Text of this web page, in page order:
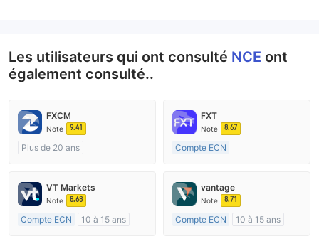
Les utilisateurs qui ont consulté NCE ont
également consulté..
FXCM
Note 9.41
Plus de 20 ans
Market Making (MM)
Etiquette principale MT4
FXT
Note 8.67
Compte ECN
Market Making (MM)
Etiquette principale MT4
VT Markets
Note 8.68
Compte ECN
10 à 15 ans
vantage
Note 8.71
Compte ECN
10 à 15 ans